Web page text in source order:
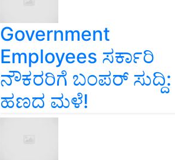
Government
Employees ಸರ್ಕಾರಿ
ನೌಕರರಿಗೆ ಬಂಪರ್‌ ಸುದ್ದಿ:
ಹಣದ ಮಳೆ!